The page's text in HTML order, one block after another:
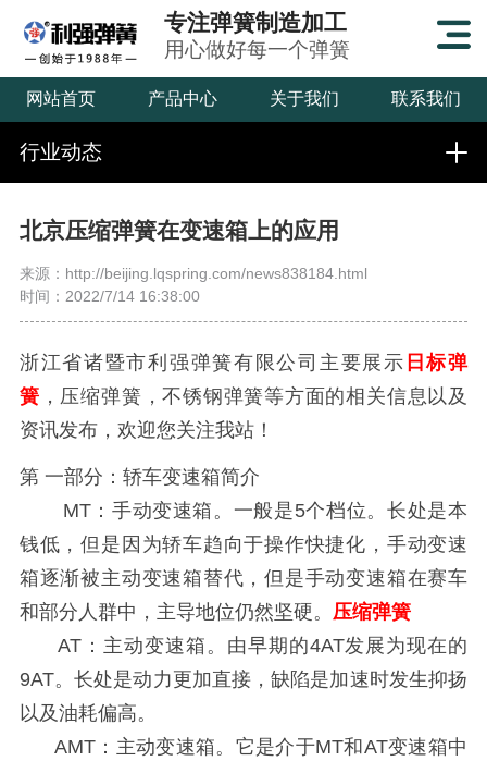
专注弹簧制造加工
用心做好每一个弹簧
网站首页 产品中心 关于我们 联系我们
行业动态
北京压缩弹簧在变速箱上的应用
来源：http://beijing.lqspring.com/news838184.html
时间：2022/7/14 16:38:00
浙江省诸暨市利强弹簧有限公司主要展示 日标弹
簧 ，压缩弹簧，不锈钢弹簧等方面的相关信息以及
资讯发布，欢迎您关注我站！
第 一部分：轿车变速箱简介
MT：手动变速箱。一般是5个档位。长处是本
钱低，但是因为轿车趋向于操作快捷化，手动变速
箱逐渐被主动变速箱替代，但是手动变速箱在赛车
和部分人群中，主导地位仍然坚硬。 压缩弹簧
AT：主动变速箱。由早期的4AT发展为现在的
9AT。长处是动力更加直接，缺陷是加速时发生抑扬
以及油耗偏高。
AMT：主动变速箱。它是介于MT和AT变速箱中